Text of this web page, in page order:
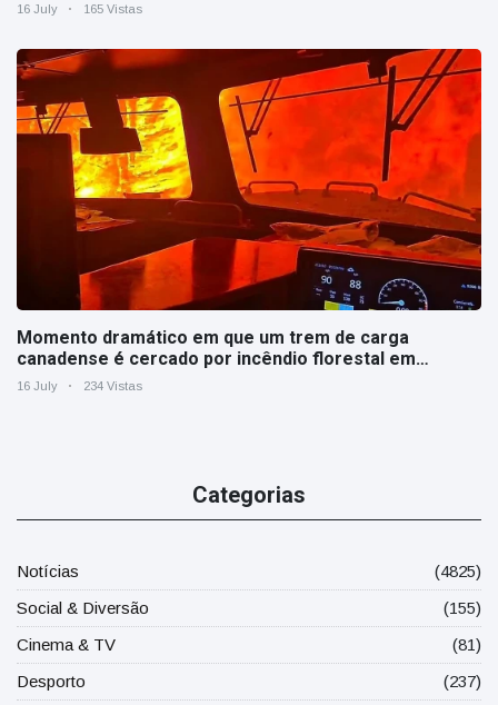
16 July 165 Vistas
Momento dramático em que um trem de carga
canadense é cercado por incêndio florestal em
Ontário
16 July 234 Vistas
Categorias
Notícias
(4825)
Social & Diversão
(155)
Cinema & TV
(81)
Desporto
(237)